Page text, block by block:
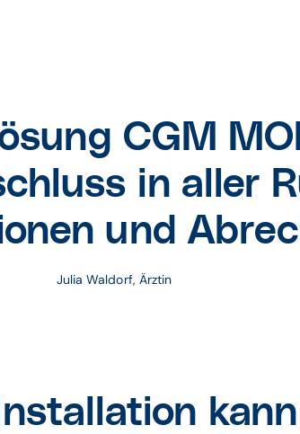
CGM
in aller
und
Julia Waldorf, Ärztin